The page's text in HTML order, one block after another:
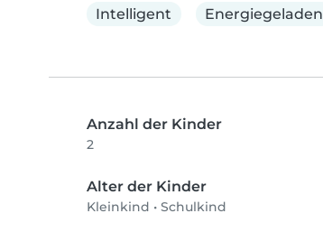
Intelligent
Energiegeladen
Anzahl der Kinder
2
Alter der Kinder
Kleinkind • Schulkind